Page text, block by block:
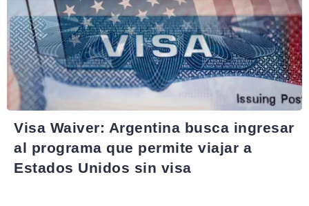
Visa Waiver: Argentina busca ingresar
al programa que permite viajar a
Estados Unidos sin visa